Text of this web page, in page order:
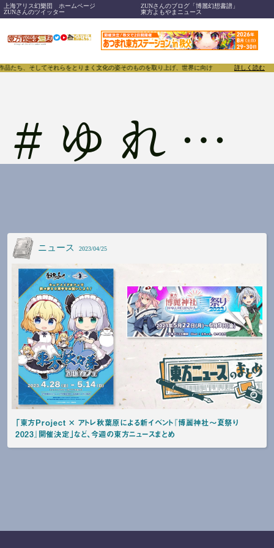
上海アリス幻樂団 ホームページ
ZUNさんのブログ「博麗幻想書譜」
ZUNさんのツイッター
東方よもやまニュース
、そしてそれらをとりまく文化の姿そのものを取り上げ、世界に向けて誇らしく発信する
詳しく読む
# ゆれる銀
ニュース 2023/04/25
「東方Project × アトレ秋葉原による新イベント『博麗神社～夏祭り
2023』開催決定」など、今週の東方ニュースまとめ